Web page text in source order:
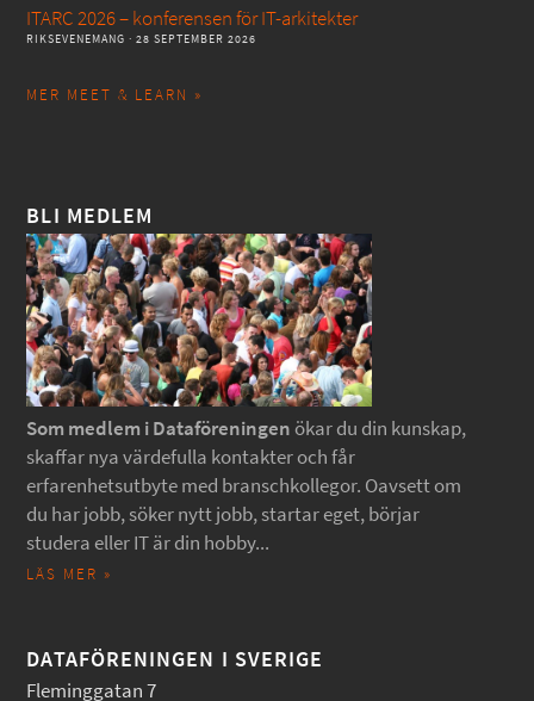
ITARC 2026 – konferensen för IT-arkitekter
RIKSEVENEMANG · 28 SEPTEMBER 2026
MER MEET & LEARN »
BLI MEDLEM
Som medlem i Dataföreningen ökar du din kunskap,
skaffar nya värdefulla kontakter och får
erfarenhetsutbyte med branschkollegor. Oavsett om
du har jobb, söker nytt jobb, startar eget, börjar
studera eller IT är din hobby...
LÄS MER »
DATAFÖRENINGEN I SVERIGE
Fleminggatan 7